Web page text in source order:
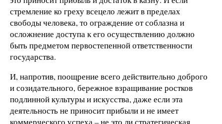
стремление ко греху всецело лежит в пределах
свободы человека, то ограждение от соблазна и
осложнение доступа к его осуществлению должно
быть предметом первостепенной ответственности
государства.
И, напротив, поощрение всего действительно доброго
и созидательного, бережное взращивание ростков
подлинной культуры и искусства, даже если эта
деятельность не приносит прибыли и не имеет